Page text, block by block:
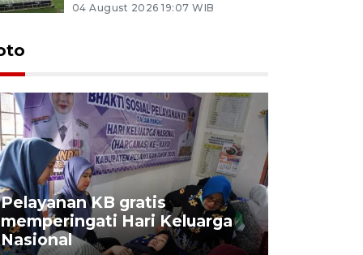
04 August 2026 19:07 WIB
Pelayanan KB gratis
memperingati Hari Keluarga
Nasional